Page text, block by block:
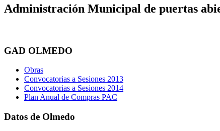
Administración Municipal de puertas
GAD OLMEDO
Obras
Convocatorias a Sesiones 2013
Convocatorias a Sesiones 2014
Plan Anual de Compras PAC
Datos de Olmedo